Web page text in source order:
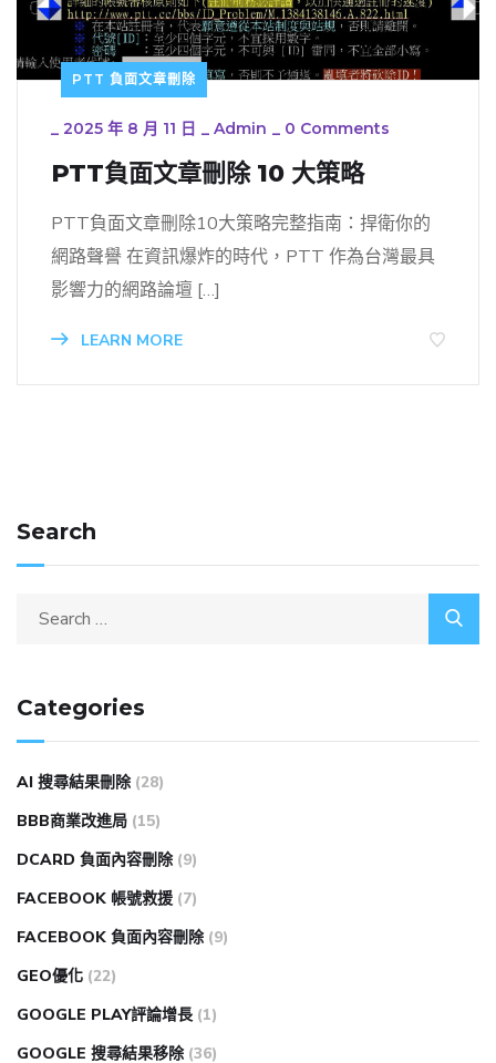
PTT 負面文章刪除
_ 2025 年 8 月 11 日 _ Admin _ 0 Comments
PTT負面文章刪除 10 大策略
PTT負面文章刪除10大策略完整指南：捍衛你的
網路聲譽 在資訊爆炸的時代，PTT 作為台灣最具
影響力的網路論壇 […]
LEARN MORE
Search
Categories
AI 搜尋結果刪除 (28)
BBB商業改進局 (15)
DCARD 負面內容刪除 (9)
FACEBOOK 帳號救援 (7)
FACEBOOK 負面內容刪除 (9)
GEO優化 (22)
GOOGLE PLAY評論增長 (1)
GOOGLE 搜尋結果移除 (36)